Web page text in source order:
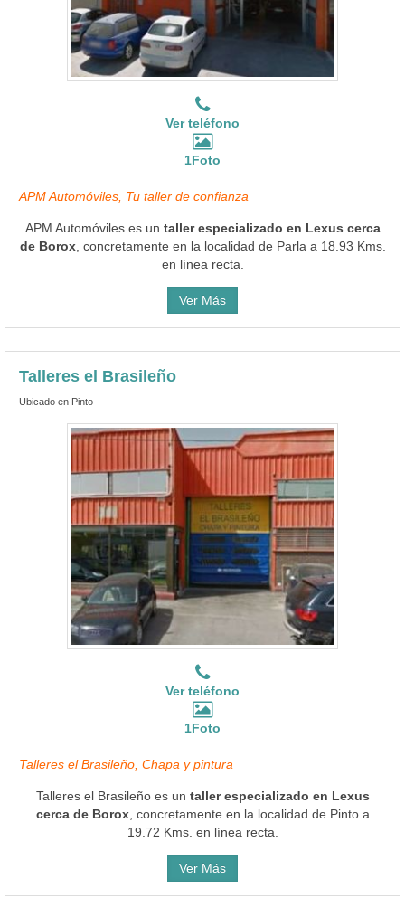
Ver teléfono
1Foto
APM Automóviles, Tu taller de confianza
APM Automóviles es un taller especializado en Lexus cerca
de Borox, concretamente en la localidad de Parla a 18.93 Kms.
en línea recta.
Ver Más
Talleres el Brasileño
Ubicado en Pinto
Ver teléfono
1Foto
Talleres el Brasileño, Chapa y pintura
Talleres el Brasileño es un taller especializado en Lexus
cerca de Borox, concretamente en la localidad de Pinto a
19.72 Kms. en línea recta.
Ver Más